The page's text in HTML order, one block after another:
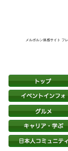
メルボルン体感サイト フ